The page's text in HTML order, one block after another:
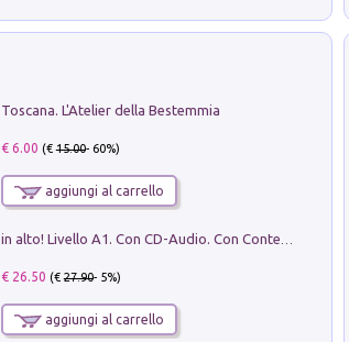
Toscana. L'Atelier della Bestemmia
€ 6.00 (€15.00- 60%)
aggiungi al carrello
€ 26.50 (€27.90- 5%)
aggiungi al carrello